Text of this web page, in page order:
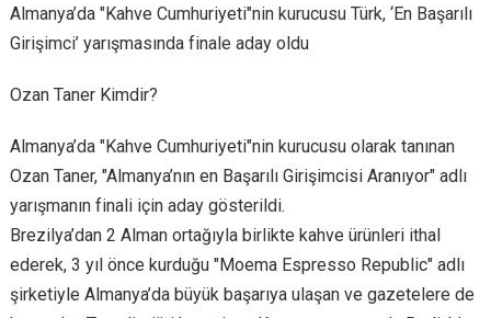
Almanya’da "Kahve Cumhuriyeti"nin kurucusu Türk, ‘En Başarılı
Girişimci’ yarışmasında finale aday oldu
Ozan Taner Kimdir?
Almanya’da "Kahve Cumhuriyeti"nin kurucusu olarak tanınan
Ozan Taner, "Almanya’nın en Başarılı Girişimcisi Aranıyor" adlı
yarışmanın finali için aday gösterildi.
Brezilya’dan 2 Alman ortağıyla birlikte kahve ürünleri ithal
ederek, 3 yıl önce kurduğu "Moema Espresso Republic" adlı
şirketiyle Almanya’da büyük başarıya ulaşan ve gazetelere de